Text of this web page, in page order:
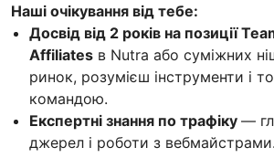
Наші очікування від тебе:
Досвід від 2 років на позиції
Affiliates в Nutra або суміжних
ринок, розумієш інструменти і
командою.
Експертні знання по трафіку —
джерел і роботи з вебмайстрами.